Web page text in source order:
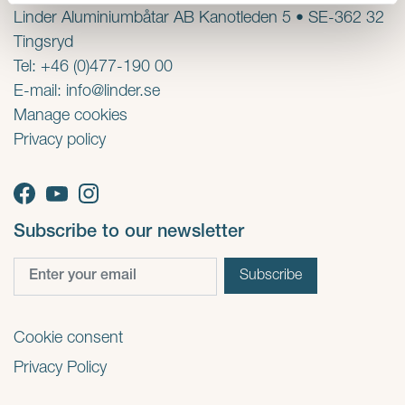
Linder Aluminiumbåtar AB Kanotleden 5 • SE-362 32
Tingsryd
Tel: +46 (0)477-190 00
E-mail: info@linder.se
Manage cookies
Privacy policy
Subscribe to our newsletter
Cookie consent
Privacy Policy